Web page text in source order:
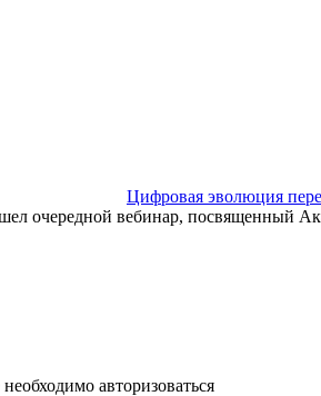
Цифровая эволюция
очередной вебинар, посвященный
авторизоваться